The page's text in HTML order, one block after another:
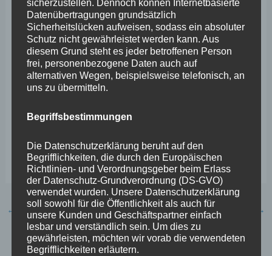
eine stetige Einnahmequelle erschließen, was dem
chronisch unterfinanzierten Hochschulsektor sicherlich
nicht schaden kann. Alles in allem denke ich, dass das
Ministerium für Wissenschaft seine Haltung bezüglich
der Errichtung einer Großflächen-PV-Anlage als
Minister Clemens Hoch ist gefordert, im Interesse der
vom Land selbst gesetzten Klimaziele sein Haus zur
Überprüfung dieser Frage zu veranlassen.“
← Vorheriger Beitrag Nächster Beitrag →
sicherzustellen. Dennoch können Internetbasierte
Datenübertragungen grundsätzlich
Sicherheitslücken aufweisen, sodass ein absoluter
Schutz nicht gewährleistet werden kann. Aus
diesem Grund steht es jeder betroffenen Person
frei, personenbezogene Daten auch auf
alternativen Wegen, beispielsweise telefonisch, an
uns zu übermitteln.
Begriffsbestimmungen
Die Datenschutzerklärung beruht auf den
Begrifflichkeiten, die durch den Europäischen
Richtlinien- und Verordnungsgeber beim Erlass
der Datenschutz-Grundverordnung (DS-GVO)
verwendet wurden. Unsere Datenschutzerklärung
soll sowohl für die Öffentlichkeit als auch für
unsere Kunden und Geschäftspartner einfach
lesbar und verständlich sein. Um dies zu
gewährleisten, möchten wir vorab die verwendeten
Begrifflichkeiten erläutern.